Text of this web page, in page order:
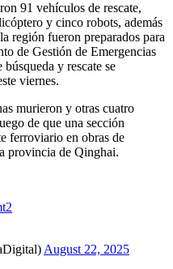
91 vehículos de rescate,
y cinco robots, además
región fueron preparados para
de Gestión de Emergencias
y rescate se
viernes.
murieron y otras cuatro
de que una sección
ferroviario en obras de
provincia de Qinghai.
August 22, 2025